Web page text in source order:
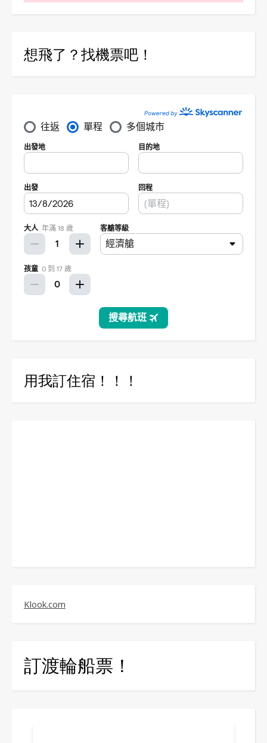
想飛了？找機票吧！
用我訂住宿！！！
Klook.com
訂渡輪船票！